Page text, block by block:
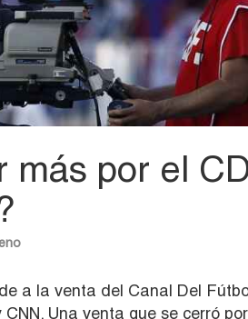
más por el
a la venta del Canal Del
Una venta que se cerró